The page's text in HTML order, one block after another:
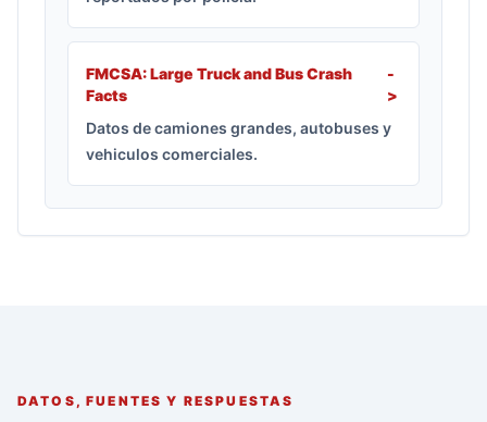
FMCSA: Large Truck and Bus Crash
Facts
-
>
Datos de camiones grandes, autobuses y
vehiculos comerciales.
DATOS, FUENTES Y RESPUESTAS